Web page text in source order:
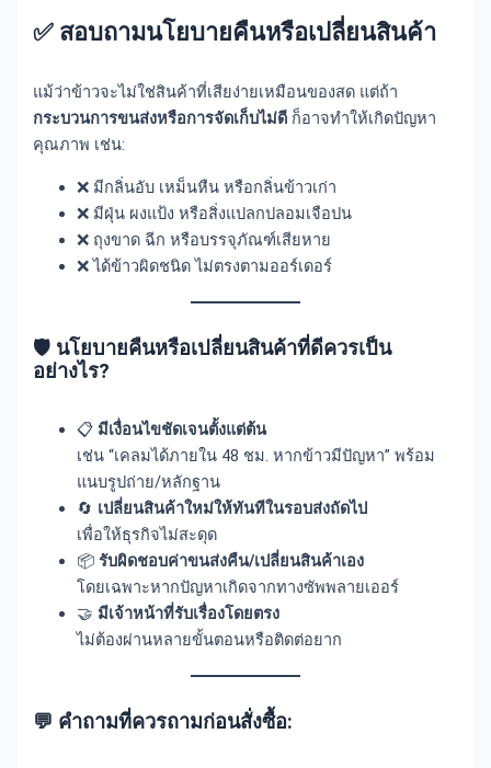
✅ สอบถามนโยบายคืนหรือเปลี่ยนสินค้า
แม้ว่าข้าวจะไม่ใช่สินค้าที่เสียง่ายเหมือนของสด แต่ถ้า
กระบวนการขนส่งหรือการจัดเก็บไม่ดี ก็อาจทำให้เกิดปัญหา
คุณภาพ เช่น:
❌ มีกลิ่นอับ เหม็นหืน หรือกลิ่นข้าวเก่า
❌ มีฝุ่น ผงแป้ง หรือสิ่งแปลกปลอมเจือปน
❌ ถุงขาด ฉีก หรือบรรจุภัณฑ์เสียหาย
❌ ได้ข้าวผิดชนิด ไม่ตรงตามออร์เดอร์
🛡️ นโยบายคืนหรือเปลี่ยนสินค้าที่ดีควรเป็น
อย่างไร?
📋 มีเงื่อนไขชัดเจนตั้งแต่ต้น
เช่น “เคลมได้ภายใน 48 ชม. หากข้าวมีปัญหา” พร้อม
แนบรูปถ่าย/หลักฐาน
🔄 เปลี่ยนสินค้าใหม่ให้ทันทีในรอบส่งถัดไป
เพื่อให้ธุรกิจไม่สะดุด
📦รับผิดชอบค่าขนส่งคืน/เปลี่ยนสินค้าเอง
โดยเฉพาะหากปัญหาเกิดจากทางซัพพลายเออร์
🤝 มีเจ้าหน้าที่รับเรื่องโดยตรง
ไม่ต้องผ่านหลายขั้นตอนหรือติดต่อยาก
💬 คำถามที่ควรถามก่อนสั่งซื้อ: